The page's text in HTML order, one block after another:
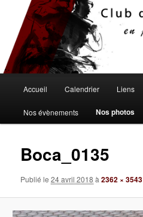
contenu
principal
principal
Accueil Calendrier Liens
Nos évènements Nos photos
Boca_0135
Publié le24 avril 2018 à2362 × 3543